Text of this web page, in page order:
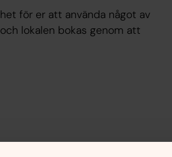
för er att använda något av
lokalen bokas genom att